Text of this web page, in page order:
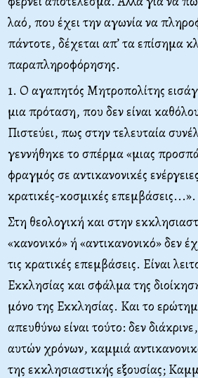
λαό, που έχει την αγωνία να
πάντοτε, δέχεται απ’ τα επίσημα
παραπληροφόρησης.
1. Ο αγαπητός Μητροπολίτης
μια πρόταση, που δεν είναι
Πιστεύει, πως στην τελευταία
γεννήθηκε το σπέρμα «μιας
φραγμός σε αντικανονικές
κρατικές-κοσμικές επεμβάσεις...».
Στη θεολογική και στην
«κανονικό» ή «αντικανονικό» δεν
τις κρατικές επεμβάσεις. Είναι
Εκκλησίας και σφάλμα της
μόνο της Εκκλησίας. Και το
απευθύνω είναι τούτο: δεν
αυτών χρόνων, καμμιά
της εκκλησιαστικής εξουσίας;